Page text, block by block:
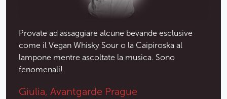
Provate ad assaggiare alcune bevande esclusive
come il Vegan Whisky Sour o la Caipiroska al
lampone mentre ascoltate la musica. Sono
fenomenali!
Giulia, Avantgarde Prague